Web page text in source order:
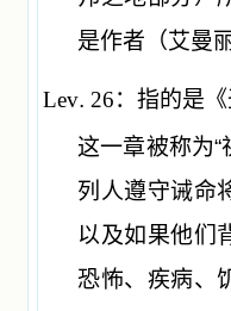
是作者（艾曼
Lev. 26：指的是
这一章被称为
列人遵守诫命
以及如果他们
恐怖、疾病、